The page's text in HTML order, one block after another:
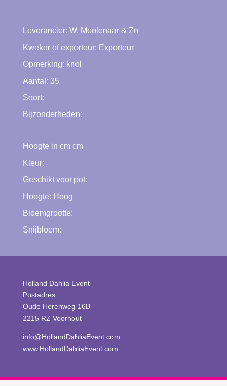
Leverancier: W. Moolenaar & Zn
Kweker of exporteur: Exporteur
Opmerking: knol
Aantal: 35
Soort:
Bijzonderheden:
Hoogte in cm cm
Kleur:
Geschikt voor pot:
Hoogte: Hoog
Bloemgrootte:
Snijbloem:
Holland Dahlia Event
Postadres:
Oude Herenweg 16B
2215 RZ Voorhout
info@HollandDahliaEvent.com
www.HollandDahliaEvent.com